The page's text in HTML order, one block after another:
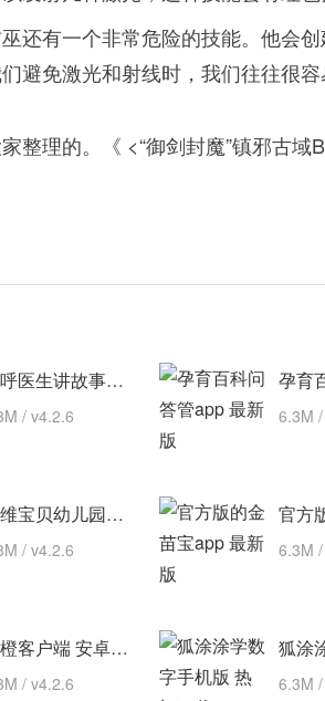
还有一个非常危险的技能。他会
避免激光和射线时，我们往往很
整理的。《 <“御剑封魔”镇邪古
呼呼医生讲故事手机版的故事 安卓下载
/ v4.2.6 6.3M
爱维宝贝幼儿园管理平台 app下载
/ v4.2.6 6.3M
孕橙客户端 安卓下载
/ v4.2.6 6.3M